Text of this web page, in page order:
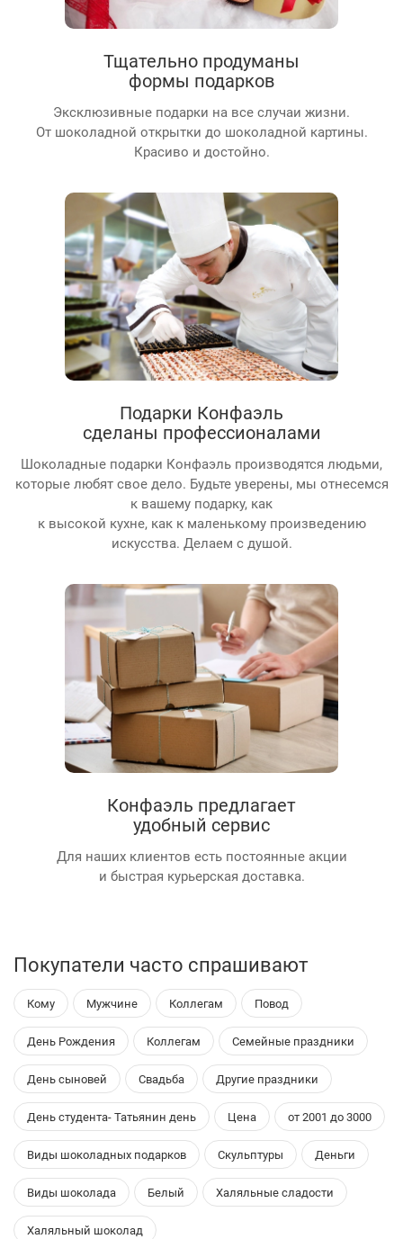
Тщательно продуманы
формы подарков
Эксклюзивные подарки на все случаи жизни.
От шоколадной открытки до шоколадной картины.
Красиво и достойно.
Подарки Конфаэль
сделаны профессионалами
Шоколадные подарки Конфаэль производятся людьми,
которые любят свое дело. Будьте уверены, мы отнесемся
к вашему подарку, как
к высокой кухне, как к маленькому произведению
искусства. Делаем с душой.
Конфаэль предлагает
удобный сервис
Для наших клиентов есть постоянные акции
и быстрая курьерская доставка.
Покупатели часто спрашивают
Кому Мужчине Коллегам Повод
День Рождения Коллегам Семейные праздники
День сыновей Свадьба Другие праздники
День студента- Татьянин день Цена от 2001 до 3000
Виды шоколадных подарков Скульптуры Деньги
Виды шоколада Белый Халяльные сладости
Халяльный шоколад